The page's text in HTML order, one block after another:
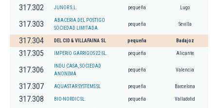
317.302 JUNOR S.L. pequeña Lugo
317.303
ABACERIA DEL POSTIGO
SOCIEDAD LIMITADA.
pequeña Sevilla
317.304 DEL CID & VILLAFAINA SL pequeña Badajoz
317.305 IMPERIO GARRIGOS 22 SL. pequeña Alicante
317.306
INDU CASA, SOCIEDAD
ANONIMA
pequeña Valencia
317.307 AQUASTAR SYSTEMS SL pequeña Barcelona
317.308 BIO-NORDIC SL. pequeña Valladolid